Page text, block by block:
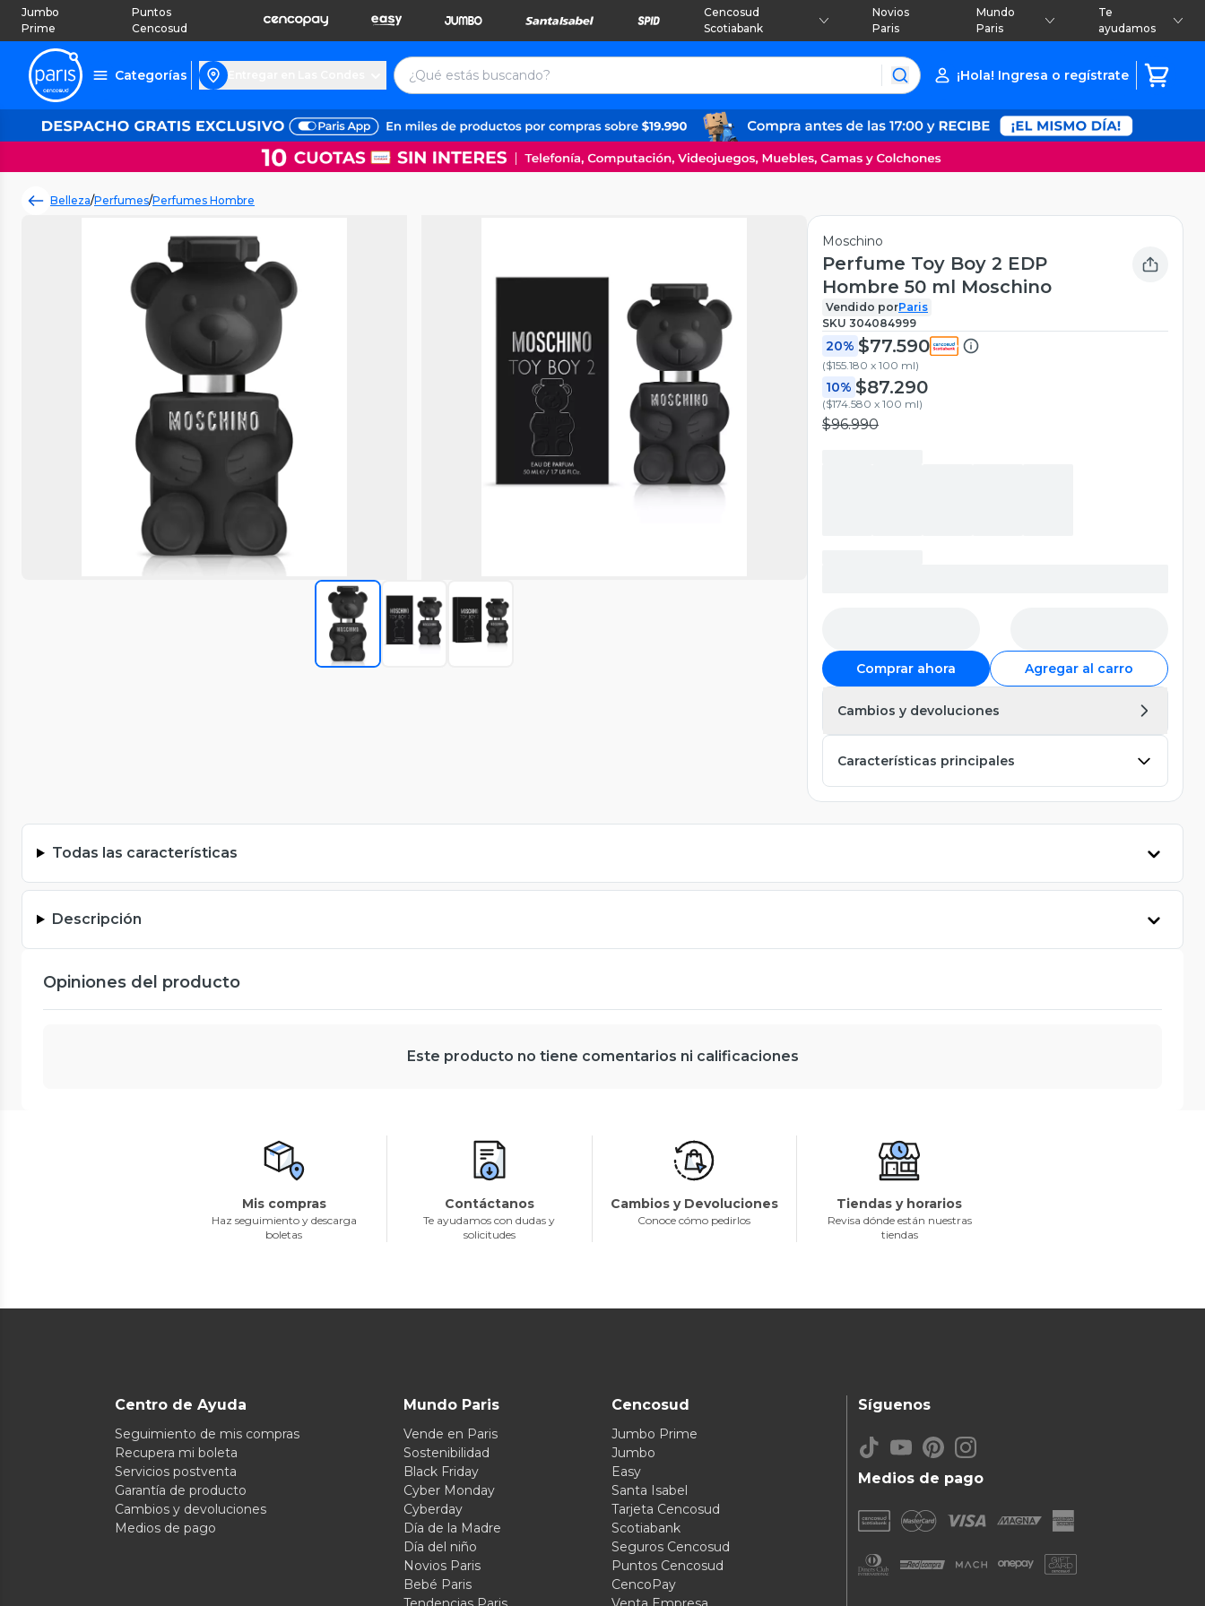
Jumbo
Prime
Puntos
Cencosud
Cencosud
Scotiabank
Novios
Paris
Mundo
Paris
Te
ayudamos
Categorías ¡Hola! Ingresa o regístrate
Belleza/Perfumes/Perfumes Hombre
Moschino
Perfume Toy Boy 2 EDP
Hombre 50 ml Moschino
Vendido porParis
SKU 304084999
20% $77.590
($155.180 x 100 ml)
10% $87.290
($174.580 x 100 ml)
$96.990
Comprar ahora Agregar al carro
Cambios y devoluciones
Características principales
Todas las características
Descripción
Opiniones del producto
Este producto no tiene comentarios ni calificaciones
Mis compras
Haz seguimiento y descarga
boletas
Contáctanos
Te ayudamos con dudas y
solicitudes
Cambios y Devoluciones
Conoce cómo pedirlos
Tiendas y horarios
Revisa dónde están nuestras
tiendas
Centro de Ayuda
Seguimiento de mis compras
Recupera mi boleta
Servicios postventa
Garantía de producto
Cambios y devoluciones
Medios de pago
Mundo Paris
Vende en Paris
Sostenibilidad
Black Friday
Cyber Monday
Cyberday
Día de la Madre
Día del niño
Novios Paris
Bebé Paris
Cencosud
Jumbo Prime
Jumbo
Easy
Santa Isabel
Tarjeta Cencosud
Scotiabank
Seguros Cencosud
Puntos Cencosud
CencoPay
Medios de pago
Síguenos